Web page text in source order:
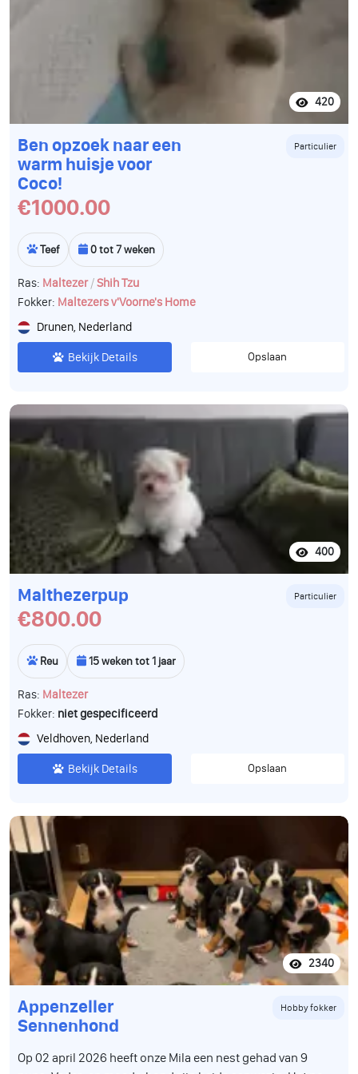
420
Ben opzoek naar een
warm huisje voor
Coco!
Particulier
€1000.00
Teef 0 tot 7 weken
Ras: Maltezer/Shih Tzu
Fokker: Maltezers v'Voorne's Home
Drunen, Nederland
Bekijk Details Opslaan
400
Malthezerpup Particulier
€800.00
Reu 15 weken tot 1 jaar
Ras: Maltezer
Fokker: niet gespecificeerd
Veldhoven, Nederland
Bekijk Details Opslaan
2340
Appenzeller
Sennenhond
Hobby fokker
Op 02 april 2026 heeft onze Mila een nest gehad van 9